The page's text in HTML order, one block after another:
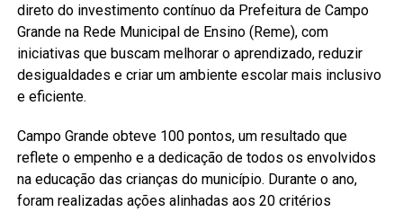
direto do investimento contínuo da Prefeitura de Campo
Grande na Rede Municipal de Ensino (Reme), com
iniciativas que buscam melhorar o aprendizado, reduzir
desigualdades e criar um ambiente escolar mais inclusivo
e eficiente.
Campo Grande obteve 100 pontos, um resultado que
reflete o empenho e a dedicação de todos os envolvidos
na educação das crianças do município. Durante o ano,
foram realizadas ações alinhadas aos 20 critérios